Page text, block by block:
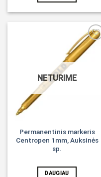
NETURIME
Permanentinis markeris
Centropen 1mm, Auksinės
sp.
DAUGIAU